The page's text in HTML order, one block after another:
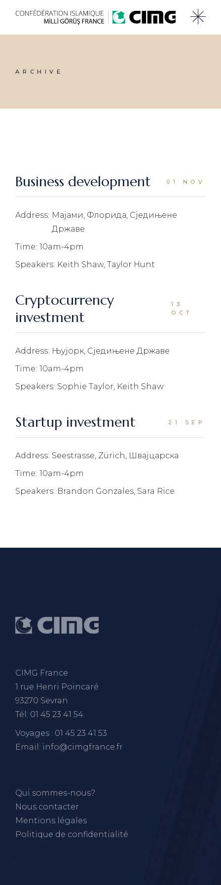
ARCHIVE
Business development 01 NOV
Address: Мајами, Флорида, Сједињене
Државе
Time: 10am-4pm
Speakers: Keith Shaw, Taylor Hunt
Cryptocurrency
investment
13
OCT
Address: Њујорк, Сједињене Државе
Time: 10am-4pm
Speakers: Sophie Taylor, Keith Shaw
Startup investment 21 SEP
Address: Seestrasse, Zürich, Швајцарска
Time: 10am-4pm
Speakers: Brandon Gonzales, Sara Rice
CIMG France
1 rue Henri Poincaré
93270 Sevran
Tél: 01 45 23 41 54
Voyages : 01 45 23 41 53
Email: info@cimgfrance.fr
Qui sommes-nous?
Nous contacter
Mentions légales
Politique de confidentialité